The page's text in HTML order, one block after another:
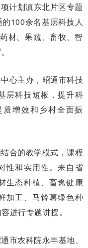
计划滇东北片区专题
100余名基层科技人
材、果蔬、畜牧、智
心主办，昭通市科技
层科技短板，提升科
增效和乡村全面振
合的教学模式，课程
性和实用性。来自省
生态种植、畜禽健康
加工、马铃薯绿色种
进行专题讲授。
市农科院永丰基地、